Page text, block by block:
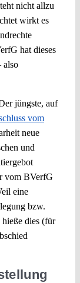
nicht allzu
wirkt es
hat dieses
also
jüngste, auf
vom
neue
und
vom BVerfG
eine
bzw.
dies (für